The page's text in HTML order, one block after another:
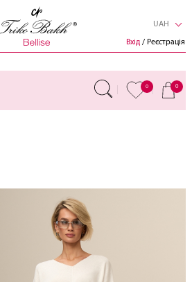
UAH
0 0
Вхід / Реєстрація